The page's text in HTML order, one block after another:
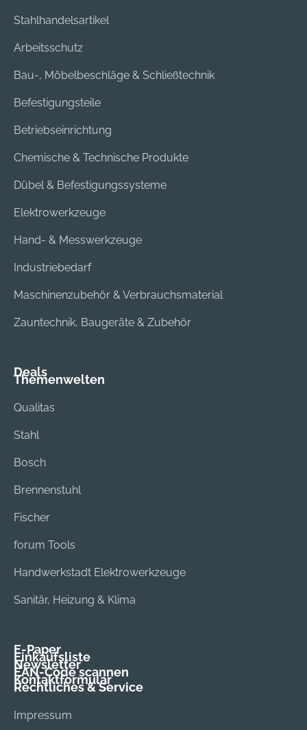
Stahlhandelsartikel
Arbeitsschutz
Bau-, Möbelbeschläge & Schließtechnik
Befestigungsteile
Betriebseinrichtung
Chemische & Technische Produkte
Dübel & Befestigungssysteme
Elektrowerkzeuge
Hand- & Messwerkzeuge
Industriebedarf
Maschinenzubehör & Verbrauchsmaterial
Zauntechnik, Baugeräte & Zubehör
Deals
Themenwelten
Qualitas
Stahl
Bosch
Brennenstuhl
Fischer
forum Tools
Handwerkstadt Elektrowerkzeuge
Sanitär, Heizung & Klima
E-Paper
Einkaufsliste
Newsletter
EAN-Code scannen
Kontaktformular
Rechtliches & Service
Impressum